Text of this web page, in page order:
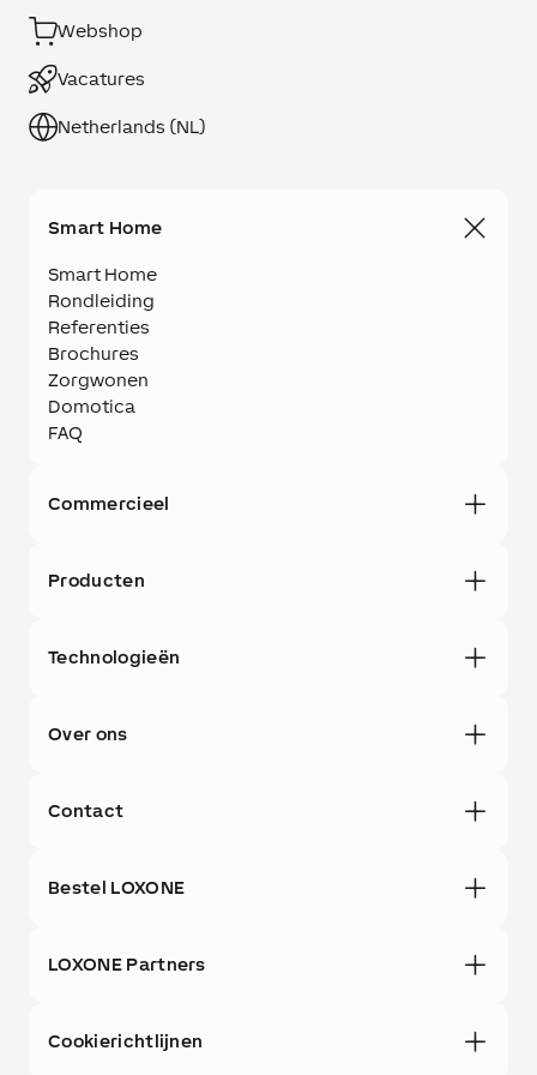
Webshop
Vacatures
Netherlands (NL)
Smart Home
Smart Home
Rondleiding
Referenties
Brochures
Zorgwonen
Domotica
FAQ
Commercieel
Producten
Technologieën
Over ons
Contact
Bestel LOXONE
LOXONE Partners
Cookierichtlijnen